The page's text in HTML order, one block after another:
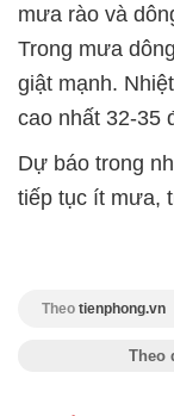
mưa rào và
Trong mưa
giật mạnh.
cao nhất 32-35
Dự báo trong
tiếp tục ít mưa,
Theo tienphong.vn
Theo